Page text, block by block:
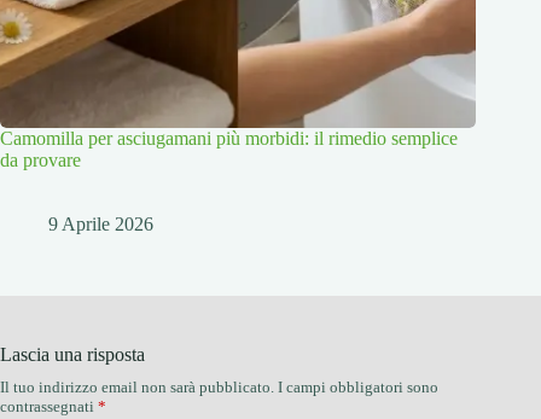
Camomilla per asciugamani più morbidi: il rimedio semplice
da provare
9 Aprile 2026
Lascia una risposta
Il tuo indirizzo email non sarà pubblicato. I campi obbligatori sono
contrassegnati *